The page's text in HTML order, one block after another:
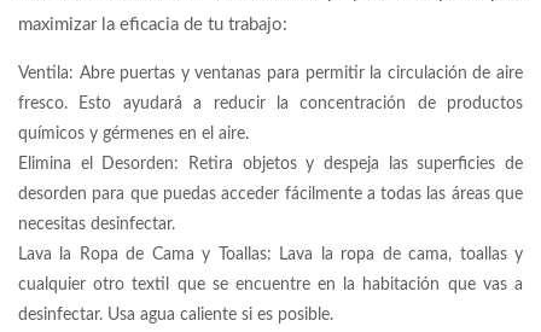
maximizar la eficacia de tu trabajo:
Ventila: Abre puertas y ventanas para permitir la circulación de aire
fresco. Esto ayudará a reducir la concentración de productos
químicos y gérmenes en el aire.
Elimina el Desorden: Retira objetos y despeja las superficies de
desorden para que puedas acceder fácilmente a todas las áreas que
necesitas desinfectar.
Lava la Ropa de Cama y Toallas: Lava la ropa de cama, toallas y
cualquier otro textil que se encuentre en la habitación que vas a
desinfectar. Usa agua caliente si es posible.